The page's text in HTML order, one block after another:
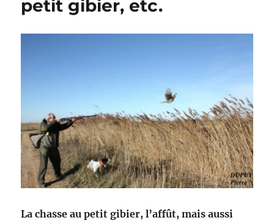
petit gibier, etc.
La chasse au petit gibier, l’affût, mais aussi